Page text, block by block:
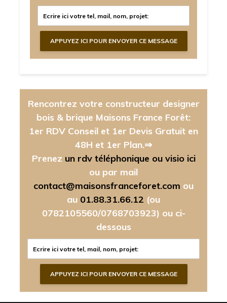
Rencontrez votre constructeur designer
bois & brique Maisons France Forêt:
1er RDV Conseil et 1er Devis Gratuit en
48H et 1er Plan.⇒
Prenez un rdv téléphonique ou visio ici
ou par mail
contact@maisonsfranceforet.com ou
au 01.88.31.66.12 (ou
0782105560/0768703923) ou ci-
dessous